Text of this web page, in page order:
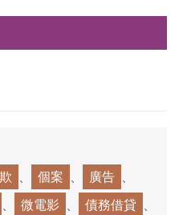
個案
廣告
微電影
債務借貸